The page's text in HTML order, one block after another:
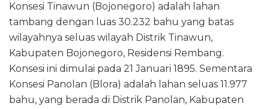
Konsesi Tinawun (Bojonegoro) adalah lahan
tambang dengan luas 30.232 bahu yang batas
wilayahnya seluas wilayah Distrik Tinawun,
Kabupaten Bojonegoro, Residensi Rembang.
Konsesi ini dimulai pada 21 Januari 1895. Sementara
Konsesi Panolan (Blora) adalah lahan seluas 11.977
bahu, yang berada di Distrik Panolan, Kabupaten